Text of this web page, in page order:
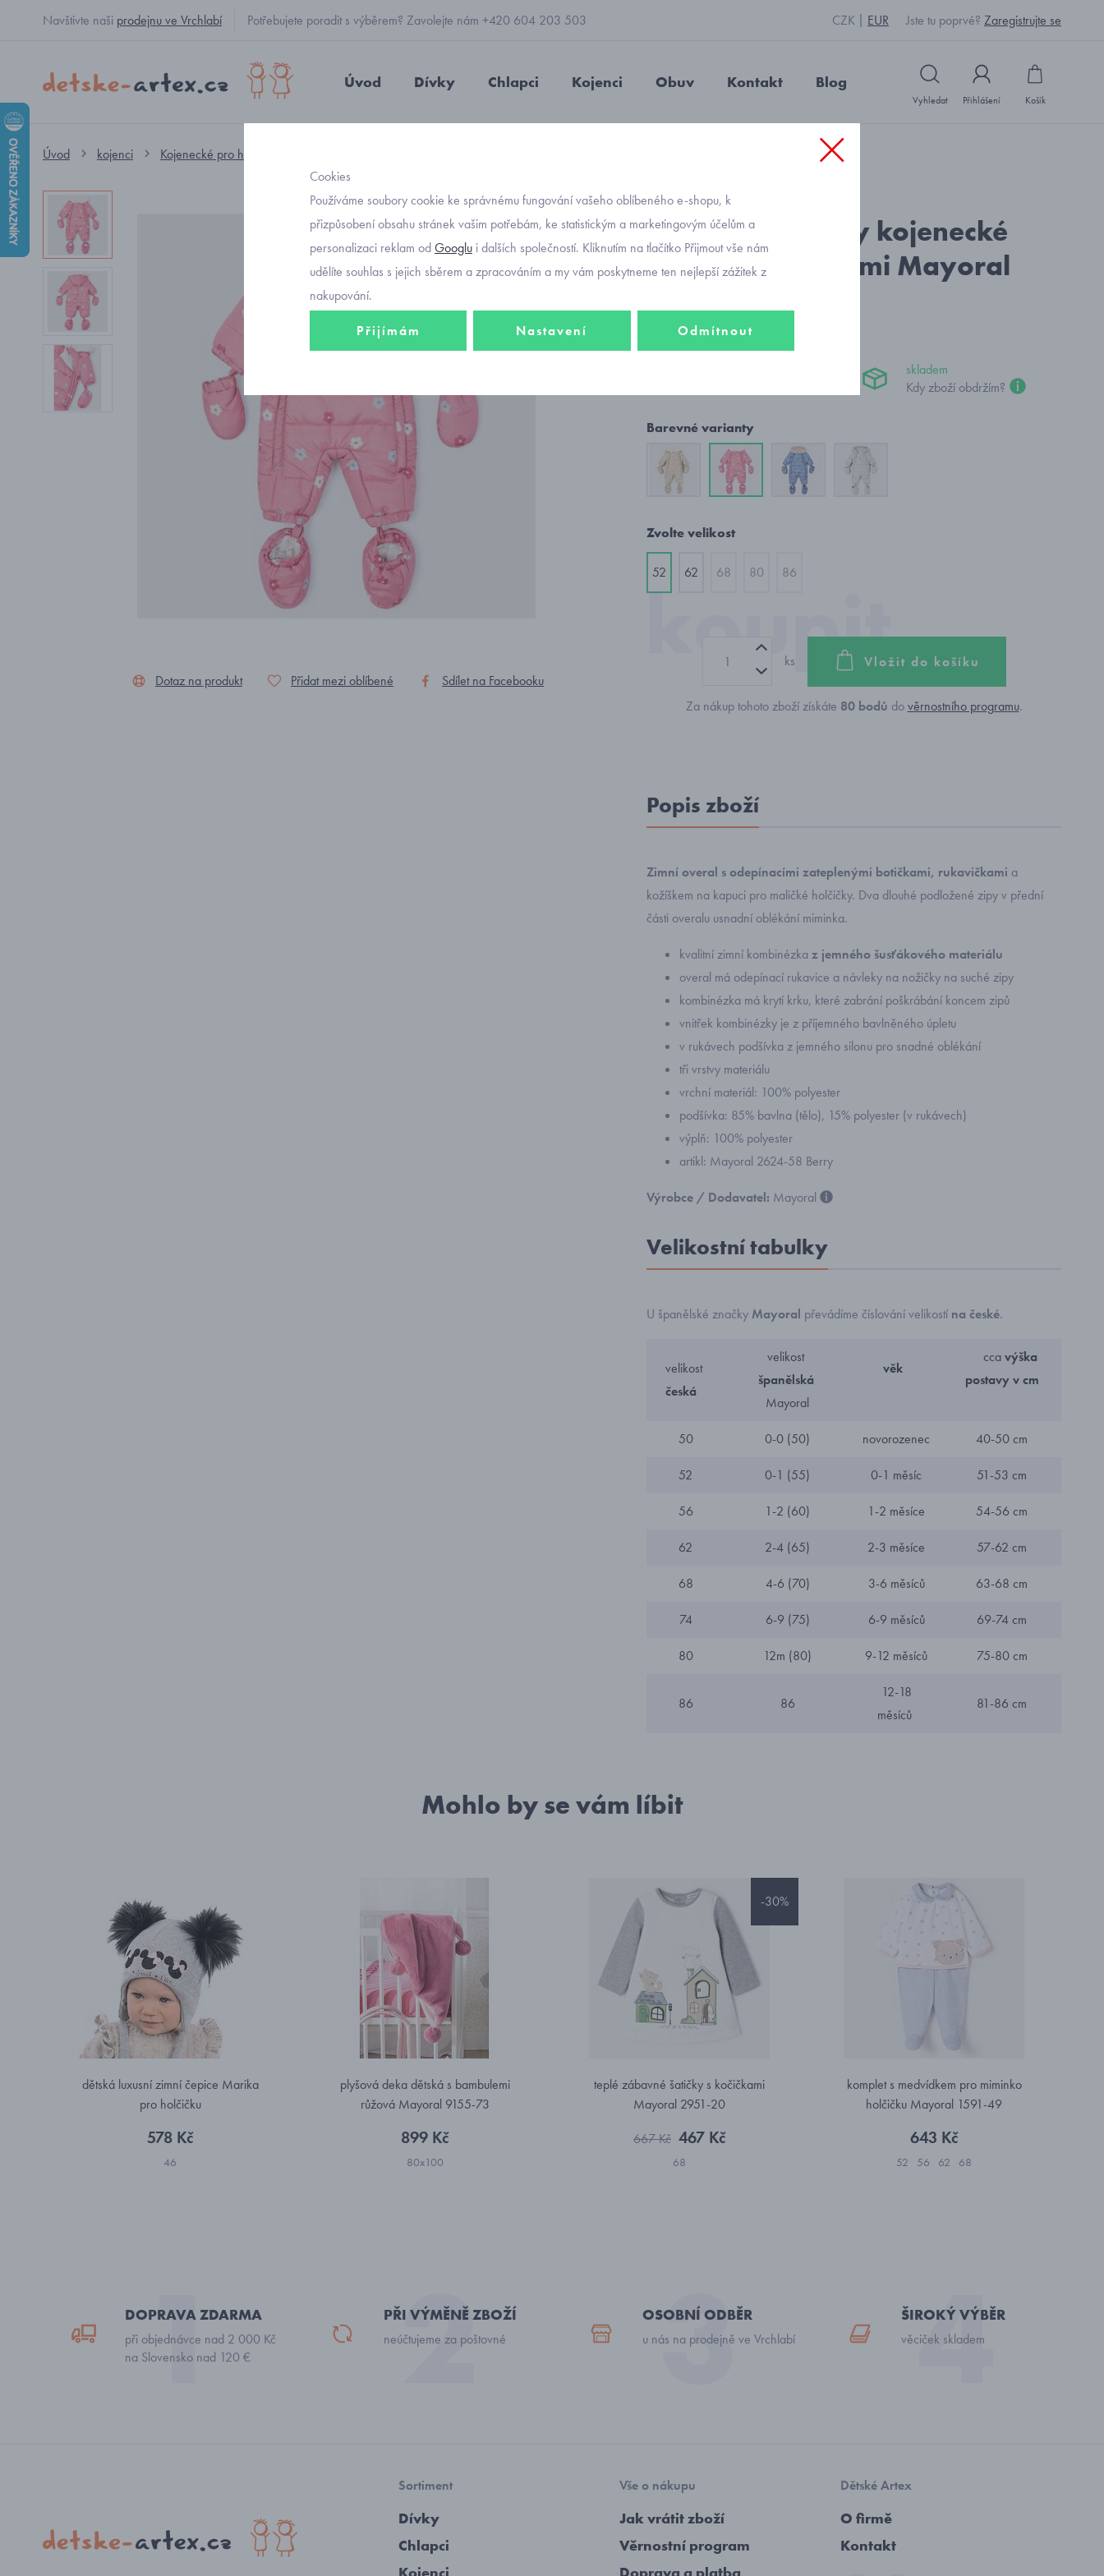
Navštivte naši prodejnu ve Vrchlabí Potřebujete poradit s výběrem? Zavolejte nám +420 604 203 503 CZK EUR Jste tu poprvé? Zaregistrujte se
Úvod Dívky Chlapci Kojenci Obuv Kontakt Blog
Vyhledat Přihlášení Košík
Úvod kojenci Kojenecké pro holčičky
Dotaz na produkt Přidat mezi oblíbené Sdílet na Facebooku
Objednávací kód: S2346_růžová
zimní kombinézy kojenecké
růžové s kytičkami Mayoral
skladem
Kdy zboží obdržím?
Barevné varianty
Zvolte velikost
52 62 68 80 86
ks Vložit do košíku
Za nákup tohoto zboží získáte 80bodů dověrnostního programu.
Popis zboží
Zimní overal s odepínacími zateplenými botičkami, rukavičkami a
kožíškem na kapuci pro maličké holčičky. Dva dlouhé podložené zipy v přední
části overalu usnadní oblékání miminka.
kvalitní zimní kombinézka z jemného šusťákového materiálu
overal má odepínací rukavice a návleky na nožičky na suché zipy
kombinézka má krytí krku, které zabrání poškrábání koncem zipů
vnitřek kombinézky je z příjemného bavlněného úpletu
v rukávech podšívka z jemného silonu pro snadné oblékání
tři vrstvy materiálu
vrchní materiál: 100% polyester
podšívka: 85% bavlna (tělo), 15% polyester (v rukávech)
výplň: 100% polyester
artikl: Mayoral 2624-58 Berry
Výrobce / Dodavatel: Mayoral
Velikostní tabulky
U španělské značky Mayoral převádíme číslování velikostí na české.
velikost
česká
velikost
španělská
Mayoral
věk
ccavýška
postavy v cm
50 0-0 (50) novorozenec 40-50 cm
52 0-1 (55) 0-1 měsíc 51-53 cm
56 1-2 (60) 1-2 měsíce 54-56 cm
62 2-4 (65) 2-3 měsíce 57-62 cm
68 4-6 (70) 3-6 měsíců 63-68 cm
74 6-9 (75) 6-9 měsíců 69-74 cm
80 12m (80) 9-12 měsíců 75-80 cm
86 86
12-18
měsíců
81-86 cm
Mohlo by se vám líbit
dětská luxusní zimní čepice Marika
pro holčičku
578 Kč
46
plyšová deka dětská s bambulemi
růžová Mayoral 9155-73
899 Kč
80x100
-30%
teplé zábavné šatičky s kočičkami
Mayoral 2951-20
667 Kč 467 Kč
68
komplet s medvídkem pro miminko
holčičku Mayoral 1591-49
643 Kč
52 56 62 68
DOPRAVA ZDARMA
při objednávce nad 2 000 Kč
na Slovensko nad 120 €
PŘI VÝMĚNĚ ZBOŽÍ
neúčtujeme za poštovné
OSOBNÍ ODBĚR
u nás na prodejně ve Vrchlabí
ŠIROKÝ VÝBĚR
věciček skladem
Sortiment
Dívky
Chlapci
Vše o nákupu
Jak vrátit zboží
Věrnostní program
Dětské Artex
O firmě
Kontakt
Cookies
Používáme soubory cookie ke správnému fungování vašeho oblíbeného e-shopu, k
přizpůsobení obsahu stránek vašim potřebám, ke statistickým a marketingovým účelům a
personalizaci reklam odGooglu i dalších společností. Kliknutím na tlačítko Přijmout vše nám
udělíte souhlas s jejich sběrem a zpracováním a my vám poskytneme ten nejlepší zážitek z
nakupování.
Přijímám Nastavení Odmítnout